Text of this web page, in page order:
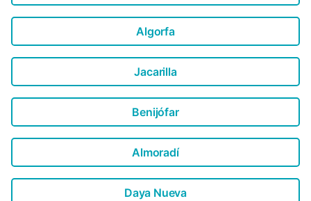
Algorfa
Jacarilla
Benijófar
Almoradí
Daya Nueva